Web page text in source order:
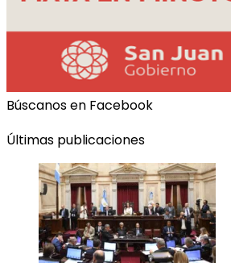
Búscanos en Facebook
Últimas publicaciones